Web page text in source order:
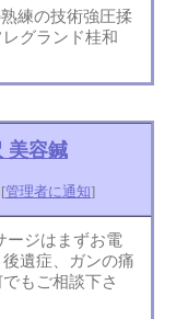
練の技術強圧揉
グランド桂和
美容鍼
管理者に通知]
ージはまずお電
遺症、ガンの痛
もご相談下さ